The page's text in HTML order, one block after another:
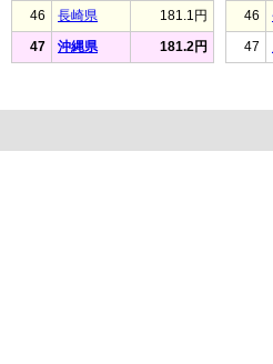
46 長崎県
181.1円
47
沖縄県 181.2円
46
47